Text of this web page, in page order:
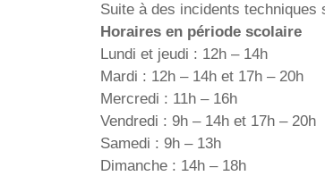
Suite à des incidents techniques
Horaires en période scolaire
Lundi et jeudi : 12h – 14h
Mardi : 12h – 14h et 17h – 20h
Mercredi : 11h – 16h
Vendredi : 9h – 14h et 17h – 20h
Samedi : 9h – 13h
Dimanche : 14h – 18h